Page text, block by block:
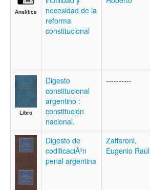
Analítica
necesidad de la
reforma
constitucional
Libro
Digesto
constitucional
argentino :
constitución
nacional.
----------
Digesto de
codificaciÃ³n
penal argentina
Zaffaroni,
Eugenio Raúl